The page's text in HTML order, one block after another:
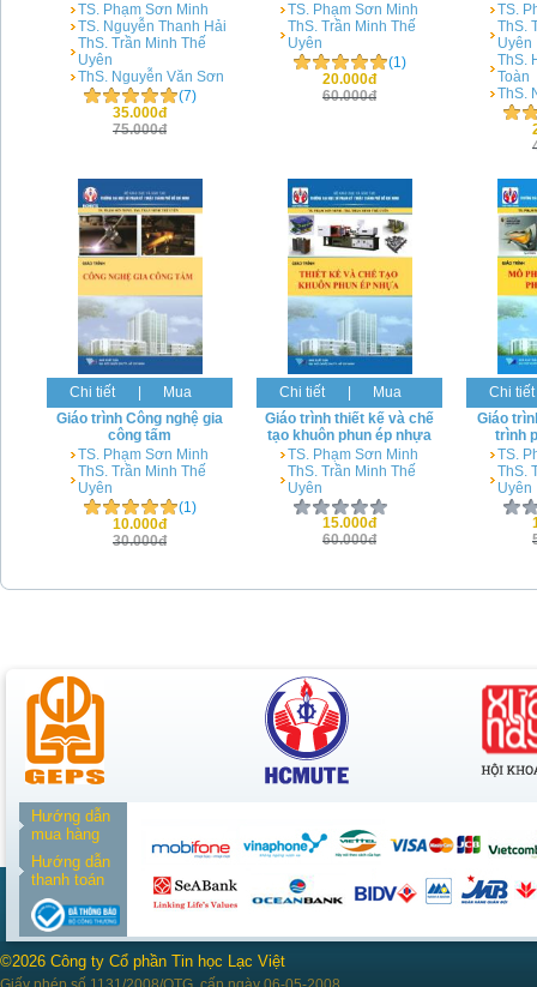
TS. Phạm Sơn Minh
TS. Nguyễn Thanh Hải
ThS. Trần Minh Thế
Uyên
ThS. Nguyễn Văn Sơn
(7)
35.000đ
75.000đ
TS. Phạm Sơn Minh
ThS. Trần Minh Thế
Uyên
(1)
20.000đ
60.000đ
TS.
ThS.
Uyên
ThS.
Toàn
ThS.
Chi tiết
Mua
Giáo trình Công nghệ gia
công tấm
TS. Phạm Sơn Minh
ThS. Trần Minh Thế
Uyên
(1)
10.000đ
30.000đ
Chi tiết
Mua
Giáo trình thiết kế và chế
tạo khuôn phun ép nhựa
TS. Phạm Sơn Minh
ThS. Trần Minh Thế
Uyên
15.000đ
60.000đ
Chi tiết
Giáo
trình
TS.
ThS.
Uyên
Hướng dẫn
mua hàng
Hướng dẫn
thanh toán
©2026 Công ty Cổ phần Tin học Lạc Việt